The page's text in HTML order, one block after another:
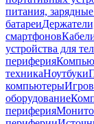
питания,
батареи
смартфонов
устройства для
периферия
техникаНоутбуки
компьютеры
оборудование
периферия